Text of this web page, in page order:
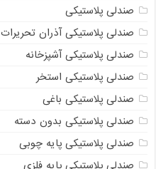
صندلی پلاستیکی
صندلی پلاستیکی آذران تحریرات
صندلی پلاستیکی آشپزخانه
صندلی پلاستیکی استخر
صندلی پلاستیکی باغی
صندلی پلاستیکی بدون دسته
صندلی پلاستیکی پایه چوبی
صندلی پلاستیکی پایه فلزی